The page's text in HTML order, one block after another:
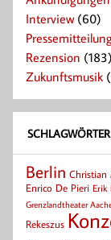
Interview(60)
Rezension (183)
Zukunftsmusik
SCHLAGWÖRTER
Berlin Christian
Enrico De Pieri Erik
Grenzlandtheater
Rekeszus